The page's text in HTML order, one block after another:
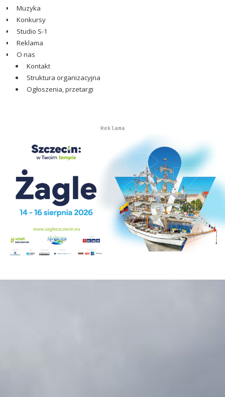
Muzyka
Konkursy
Studio S-1
Reklama
O nas
Kontakt
Struktura organizacyjna
Ogłoszenia, przetargi
Reklama
Autopromocja
Autopromocja